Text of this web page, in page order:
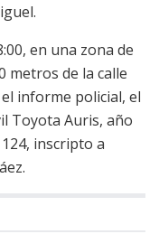
en una zona de
metros de la calle
informe policial, el
Toyota Auris, año
inscripto a